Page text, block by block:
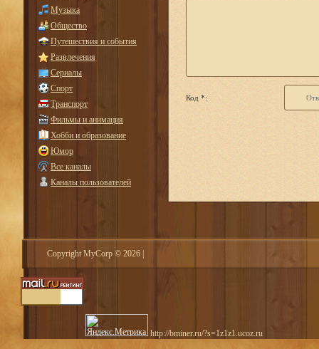
Музыка
Общество
Путешествия и события
Развлечения
Сериалы
Спорт
Транспорт
Фильмы и анимация
Хобби и образование
Юмор
Все каналы
Каналы пользователей
Код *:
Copyright MyCorp © 2026
http://bminer.ru/?s=1z1z1.ucoz.ru